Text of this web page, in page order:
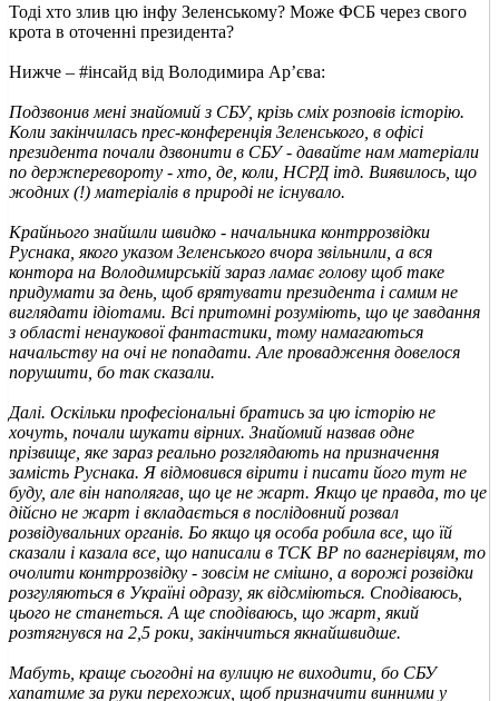
Тоді хто злив цю інфу Зеленському? Може ФСБ через свого
крота в оточенні президента?
Нижче – #інсайд від Володимира Ар’єва:
Подзвонив мені знайомий з СБУ, крізь сміх розповів історію.
Коли закінчилась прес-конференція Зеленського, в офісі
президента почали дзвонити в СБУ - давайте нам матеріали
по держперевороту - хто, де, коли, НСРД ітд. Виявилось, що
жодних (!) матеріалів в природі не існувало.
Крайнього знайшли швидко - начальника контррозвідки
Руснака, якого указом Зеленського вчора звільнили, а вся
контора на Володимирській зараз ламає голову щоб таке
придумати за день, щоб врятувати президента і самим не
виглядати ідіотами. Всі притомні розуміють, що це завдання
з області ненаукової фантастики, тому намагаються
начальству на очі не попадати. Але провадження довелося
порушити, бо так сказали.
Далі. Оскільки професіональні братись за цю історію не
хочуть, почали шукати вірних. Знайомий назвав одне
прізвище, яке зараз реально розглядають на призначення
замість Руснака. Я відмовився вірити і писати його тут не
буду, але він наполягав, що це не жарт. Якщо це правда, то це
дійсно не жарт і вкладається в послідовний розвал
розвідувальних органів. Бо якщо ця особа робила все, що їй
сказали і казала все, що написали в ТСК ВР по вагнерівцям, то
очолити контррозвідку - зовсім не смішно, а ворожі розвідки
розгуляються в Україні одразу, як відсміються. Сподіваюсь,
цього не станеться. А ще сподіваюсь, що жарт, який
розтягнувся на 2,5 роки, закінчиться якнайшвидше.
Мабуть, краще сьогодні на вулицю не виходити, бо СБУ
хапатиме за руки перехожих, щоб призначити винними у